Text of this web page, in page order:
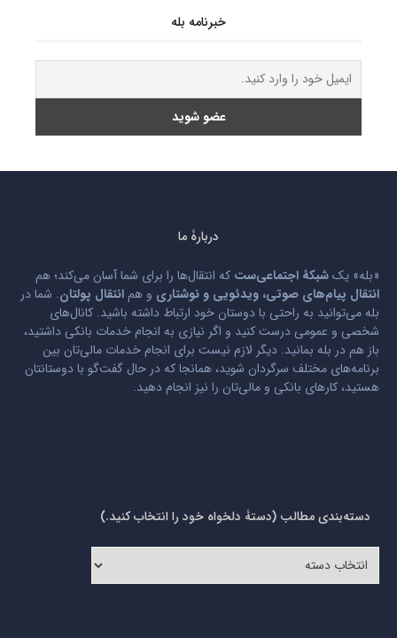
خبرنامه بله
دربارۀ ما
«بله» یکشبکۀ اجتماعی‌ست که انتقال‌ها را برای شما آسان می‌کند؛ هم
انتقال پیام‌های صوتی، ویدئویی و نوشتاری و هم انتقال پولتان. شما در
بله می‌توانید به راحتی با دوستان خود ارتباط داشته باشید. کانال‌های
شخصی و عمومی درست کنید و اگر نیازی به انجام خدمات بانکی داشتید،
باز هم در بله بمانید. دیگر لازم نیست برای انجام خدمات مالی‌تان بین
برنامه‌های مختلف سرگردان شوید، همانجا که در حال گفت‌گو با دوستانتان
هستید، کارهای بانکی و مالی‌تان را نیز انجام دهید.
دسته‌بندی مطالب (دستۀ دلخواه خود را انتخاب کنید.)
مطالب